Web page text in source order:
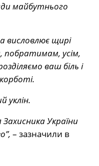
майбутнього
висловлює щирі
побратимам, усім,
ваш біль і
уклін.
України
– зазначили в